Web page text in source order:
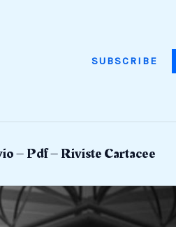
SUBSCRIBE
– Pdf – Riviste Cartacee